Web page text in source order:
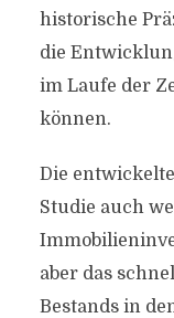
historische
die
im Laufe der
können.
Die
Studie auch
aber das
Bestands in